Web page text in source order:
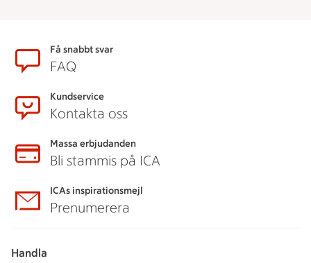
SidfotFå snabbt svar
FAQ
Kundservice
Kontakta oss
Massa erbjudanden
Bli stammis på ICA
ICAs inspirationsmejl
Prenumerera
Handla